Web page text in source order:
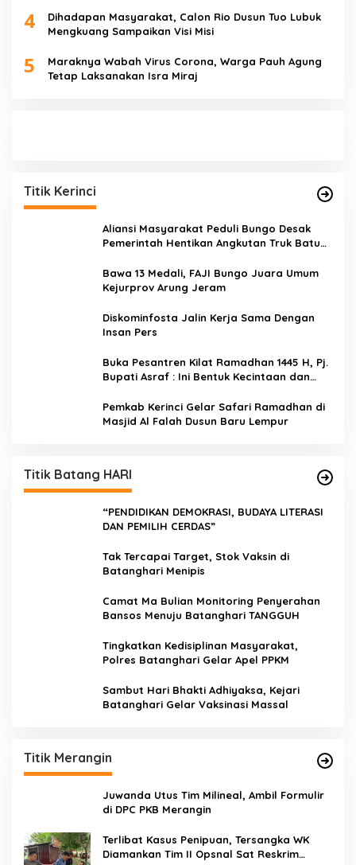
4
Dihadapan Masyarakat, Calon Rio Dusun Tuo Lubuk
Mengkuang Sampaikan Visi Misi
5
Maraknya Wabah Virus Corona, Warga Pauh Agung
Tetap Laksanakan Isra Miraj
Titik Kerinci
Aliansi Masyarakat Peduli Bungo Desak
Pemerintah Hentikan Angkutan Truk Batu
Bawa 13 Medali, FAJI Bungo Juara Umum
Kejurprov Arung Jeram
Diskominfosta Jalin Kerja Sama Dengan
Insan Pers
Buka Pesantren Kilat Ramadhan 1445 H, Pj.
Bupati Asraf : Ini Bentuk Kecintaan dan
Kerinci
Pemkab Kerinci Gelar Safari Ramadhan di
Masjid Al Falah Dusun Baru Lempur
Titik Batang HARI
“PENDIDIKAN DEMOKRASI, BUDAYA LITERASI
DAN PEMILIH CERDAS”
Tak Tercapai Target, Stok Vaksin di
Batanghari Menipis
Camat Ma Bulian Monitoring Penyerahan
Bansos Menuju Batanghari TANGGUH
Tingkatkan Kedisiplinan Masyarakat,
Polres Batanghari Gelar Apel PPKM
Sambut Hari Bhakti Adhiyaksa, Kejari
Batanghari Gelar Vaksinasi Massal
Titik Merangin
Juwanda Utus Tim Milineal, Ambil Formulir
di DPC PKB Merangin
Terlibat Kasus Penipuan, Tersangka WK
Diamankan Tim II Opsnal Sat Reskrim